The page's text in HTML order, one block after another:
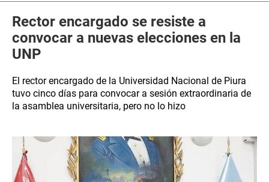
Rector encargado se resiste a
convocar a nuevas elecciones en la
UNP
El rector encargado de la Universidad Nacional de Piura
tuvo cinco días para convocar a sesión extraordinaria de
la asamblea universitaria, pero no lo hizo